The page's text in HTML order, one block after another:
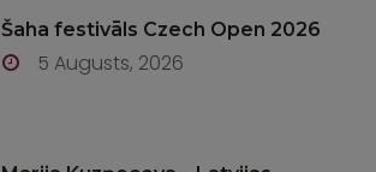
Šaha festivāls Czech Open 2026
5 Augusts, 2026